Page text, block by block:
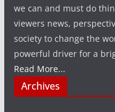
we can and must do
viewers news,
society to change the
powerful driver for a
Read More...
Archives